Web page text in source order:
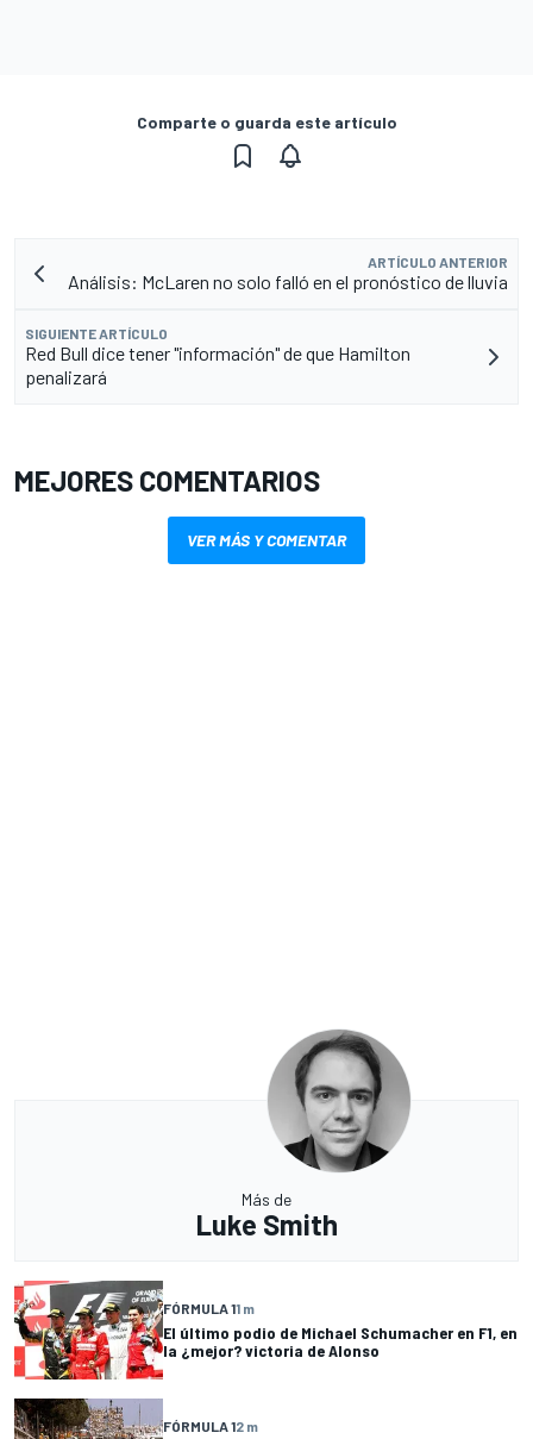
Comparte o guarda este artículo
ARTÍCULO ANTERIOR
Análisis: McLaren no solo falló en el pronóstico de lluvia
SIGUIENTE ARTÍCULO
Red Bull dice tener "información" de que Hamilton
penalizará
MEJORES COMENTARIOS
VER MÁS Y COMENTAR
Más de
Luke Smith
FÓRMULA 11 m
El último podio de Michael Schumacher en F1, en
la ¿mejor? victoria de Alonso
FÓRMULA 12 m